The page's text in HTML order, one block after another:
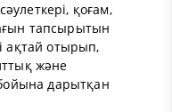
қоғам,
тапсырытын
ақтай отырып,
және
дарытқан